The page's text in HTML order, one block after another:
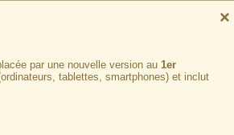
×
par une nouvelle version au 1er
tablettes, smartphones) et inclut